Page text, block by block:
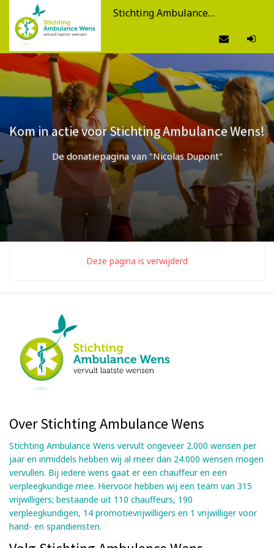
Stichting Ambulance Wens
Kom in actie voor Stichting Ambulance Wens!
De donatiepagina van "Nicolas Dupont"
Deze pagina is verwijderd
Over Stichting Ambulance Wens
Stichting Ambulance Wens vervult ongeveer 2.000 wensen per
jaar en inmiddels hebben wij al meer dan 24.000 wensen mogen
vervullen. Bij iedere wens gaat er een chauffeur en een
verpleegkundige mee. Hiervoor hebben wij een team van 315
vrijwilligers; bestaande uit 110 chauffeurs, 190
verpleegkundigen, 14 promotievrijwilligers en 1 vrijwilliger voor
hand- en spandiensten.